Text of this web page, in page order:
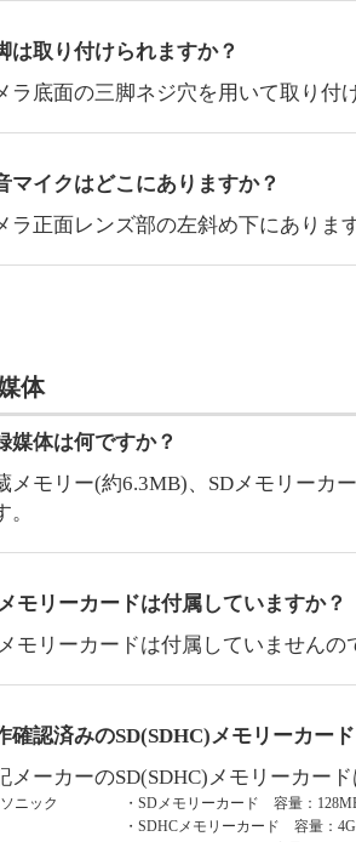
は取り付けられますか？
ラ底面の三脚ネジ穴を用いて取り付
マイクはどこにありますか？
ラ正面レンズ部の左斜め下にありま
体
媒体は何ですか？
メモリー(約6.3MB)、SDメモリーカ
。
モリーカードは付属していますか？
モリーカードは付属していません
確認済みのSD(SDHC)メモリーカー
メーカーのSD(SDHC)メモリーカー
ニック
・SDメモリーカード 容量：
・SDHCメモリーカード 容量：